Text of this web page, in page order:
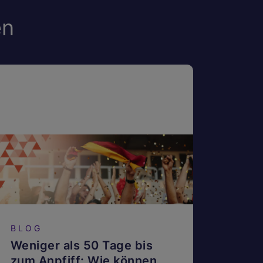
BLOG
Weniger als 50 Tage bis